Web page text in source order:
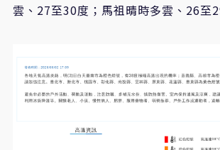
雲、27至30度；馬祖晴時多雲、26至